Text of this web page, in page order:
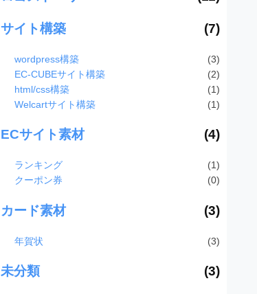
サイト構築 (7)
wordpress構築
(3)
EC-CUBEサイト構築
(2)
html/css構築
(1)
Welcartサイト構築
(1)
ECサイト素材 (4)
ランキング
(1)
クーポン券
(0)
カード素材 (3)
年賀状 (3)
未分類 (3)